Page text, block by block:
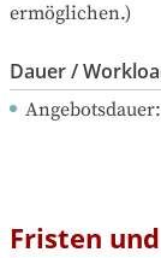
ermöglichen.)
Dauer /
Angebotsdauer:
Fristen